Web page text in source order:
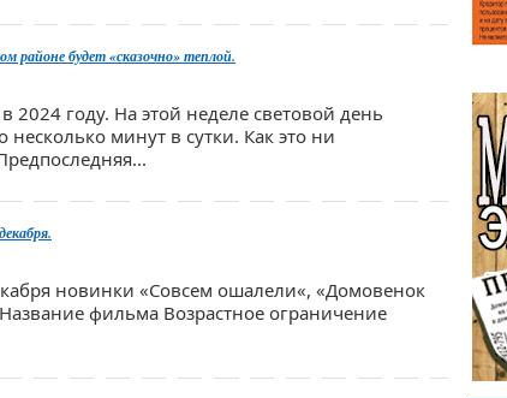
районе будет «сказочно» теплой.
2024 году. На этой неделе световой день
несколько минут в сутки. Как это ни
новинки «Совсем ошалели«, «Домовенок
фильма Возрастное ограничение